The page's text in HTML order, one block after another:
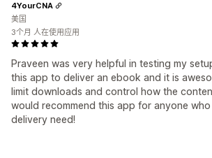
Praveen was very helpful in testing my
this app to deliver an ebook and it is
limit downloads and control how the
would recommend this app for anyone who
delivery need!
4YourCNA
美国
3个月 人在使用应用